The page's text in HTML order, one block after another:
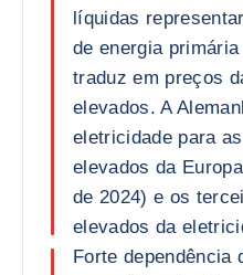
líquidas
de energia
traduz em preços
elevados. A
eletricidade para
elevados da
de 2024) e os
elevados da
Forte dependência